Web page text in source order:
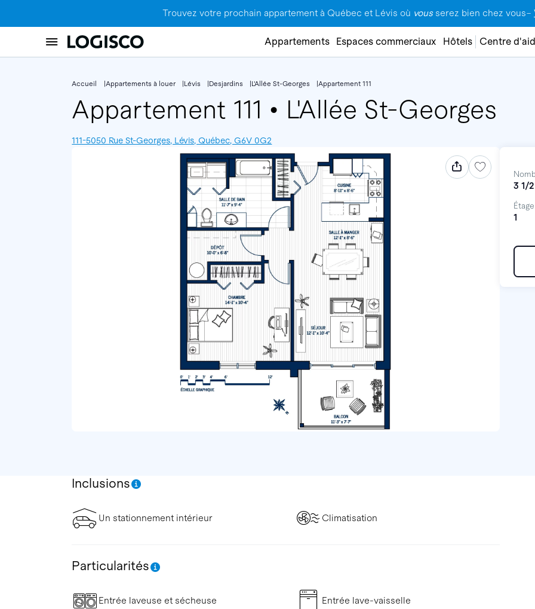
Trouvez votre prochain appartement à Québec et Lévis où vous serez bien chez vous–
Appartements Espaces commerciaux Hôtels Centre
Accueil Appartements à louer Lévis Desjardins L'Allée St-Georges Appartement 111
Appartement 111 • L'Allée St-Georges
111-5050 Rue St-Georges, Lévis, Québec, G6V 0G2
Inclusions
Un stationnement intérieur Climatisation
Particularités
Entrée laveuse et sécheuse Entrée lave-vaisselle
3 1/2
Étage
1